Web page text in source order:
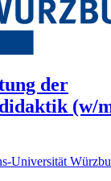
der
(w/
Universität